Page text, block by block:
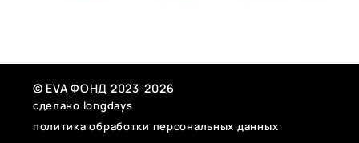
© EVA ФОНД 2023-2026
сделано longdays
политика обработки персональных данных